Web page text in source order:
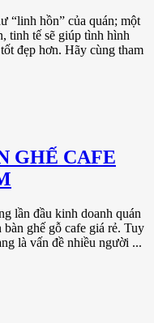
“linh hồn” của quán; một
tinh tế sẽ giúp tình hình
đẹp hơn. Hãy cùng tham
GHẾ CAFE
lần đầu kinh doanh quán
ghế gỗ cafe giá rẻ. Tuy
là vấn đề nhiều người ...